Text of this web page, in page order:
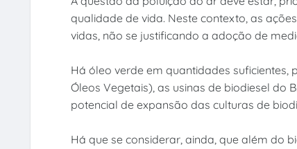
qualidade de vida. Neste contexto, as
vidas, não se justificando a adoção de
Há óleo verde em quantidades suficientes,
Óleos Vegetais), as usinas de biodiesel do
potencial de expansão das culturas de
Há que se considerar, ainda, que além do